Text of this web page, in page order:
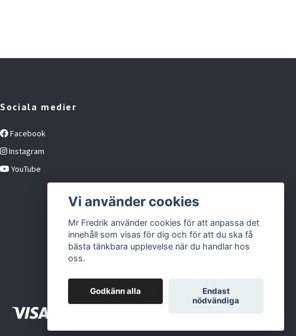
Sociala medier
Facebook
Instagram
YouTube
Vi använder cookies
Mr Fredrik använder cookies för att anpassa det
innehåll som visas för dig och för att du ska få
bästa tänkbara upplevelse när du handlar hos
oss.
Godkänn alla
Endast
nödvändiga